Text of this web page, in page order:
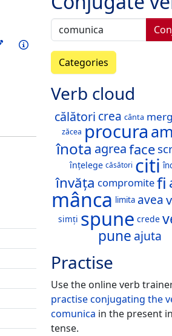
Train this verb
Info
Categories
Verb cloud
călători crea cânta
zăcea procura
înota agreaface
înțelege căsători citi
învăța compromitefi
mânca limita avea
simți spune crede
pune ajuta
Practise
Use the online verb
practise conjugating the
comunica in the present
tense.